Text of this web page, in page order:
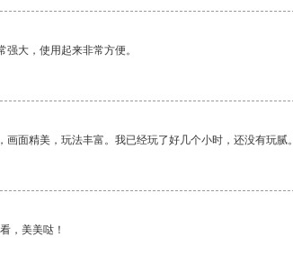
强大，使用起来非常方便。
画面精美，玩法丰富。我已经玩了好几个小时，还没有玩腻。
，美美哒！